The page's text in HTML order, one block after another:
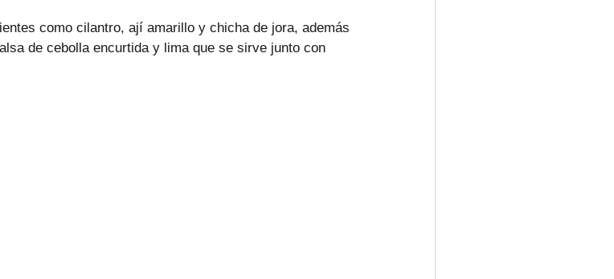
como cilantro, ají amarillo y chicha de jora, además
de cebolla encurtida y lima que se sirve junto con